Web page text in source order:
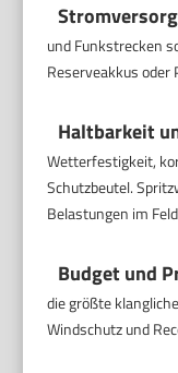
und Funkstrecken
Reserveakkus oder
Haltbarkeit
Wetterfestigkeit,
Schutzbeutel.
Belastungen im
Budget und
die größte
Windschutz und